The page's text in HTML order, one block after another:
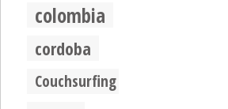
colombia
cordoba
Couchsurfing